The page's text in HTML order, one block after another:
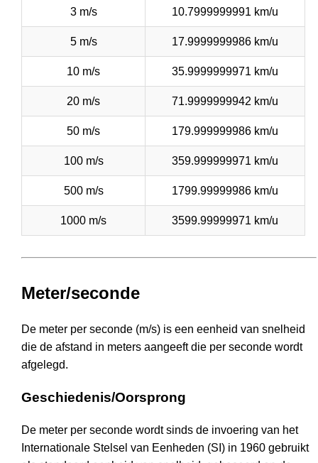
3 m/s 10.7999999991 km/u
5 m/s 17.9999999986 km/u
10 m/s 35.9999999971 km/u
20 m/s 71.9999999942 km/u
50 m/s 179.999999986 km/u
100 m/s 359.999999971 km/u
500 m/s 1799.99999986 km/u
1000 m/s 3599.99999971 km/u
Meter/seconde
De meter per seconde (m/s) is een eenheid van snelheid
die de afstand in meters aangeeft die per seconde wordt
afgelegd.
Geschiedenis/Oorsprong
De meter per seconde wordt sinds de invoering van het
Internationale Stelsel van Eenheden (SI) in 1960 gebruikt